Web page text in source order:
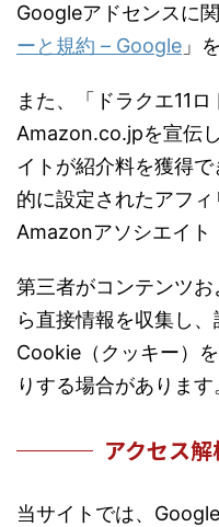
Googleアドセンスに
ーと規約 – Google 」
また、「ドラクエ11ロ
Amazon.co.jpを宣伝
イトが紹介料を獲得
的に設定されたアフィ
Amazonアソシエイト
第三者がコンテンツ
ら直接情報を収集し
Cookie（クッキー）
りする場合があります
アクセス
当サイトでは、